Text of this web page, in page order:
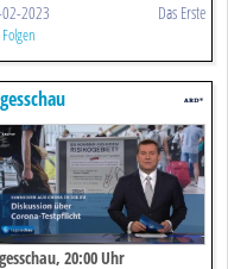
2023 Das Erste
20:00 Uhr